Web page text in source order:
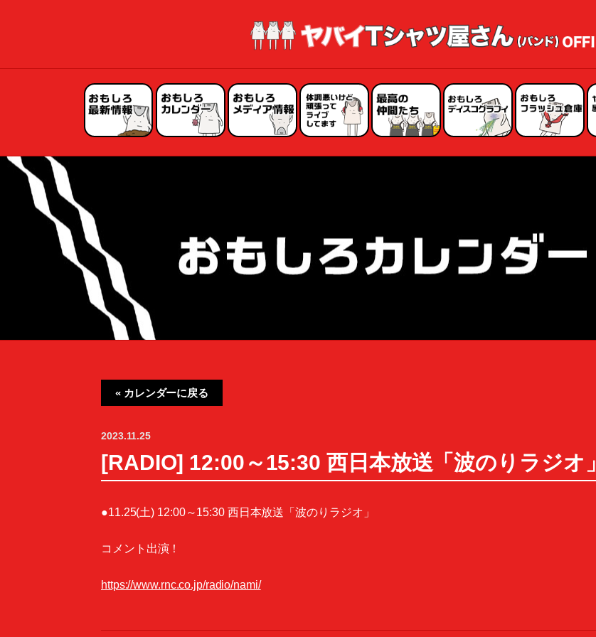
« カレンダーに戻る
2023.11.25
[RADIO] 12:00～15:30 西日本放送「波のりラジオ」
●11.25(土) 12:00～15:30 西日本放送「波のりラジオ」
コメント出演！
https://www.rnc.co.jp/radio/nami/